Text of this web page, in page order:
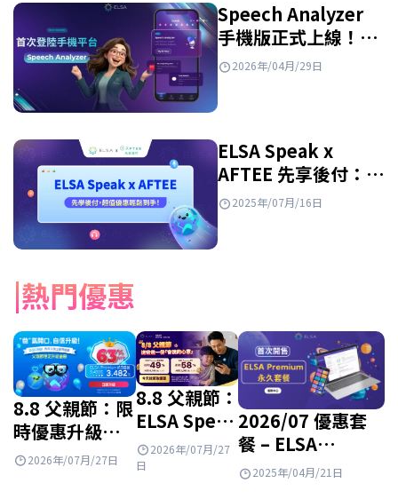
Speech Analyzer
手機版正式上線！快
來看看有什麼新功
能！
2026年/04月/29日
ELSA Speak x
AFTEE 先享後付：
輕鬆入手超划算的英
2025年/07月/16日
熱門優惠
8.8 父親節：限
時優惠升級
ELSA
2026年/07月/27日
8.8 父親節：
ELSA Speak
英文套餐正
特惠出售
2026年/07月/27
日
2026/07 優惠套
餐 – ELSA
Premium 學習套
2025年/04月/21日